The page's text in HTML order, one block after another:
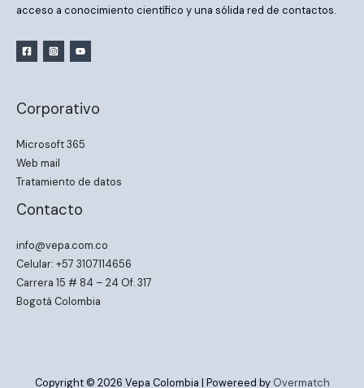
acceso a conocimiento científico y una sólida red de contactos.
Corporativo
Microsoft 365
Web mail
Tratamiento de datos
Contacto
info@vepa.com.co
Celular: +57 3107114656
Carrera 15 # 84 – 24 Of. 317
Bogotá Colombia
Copyright © 2026 Vepa Colombia | Powereed by Overmatch